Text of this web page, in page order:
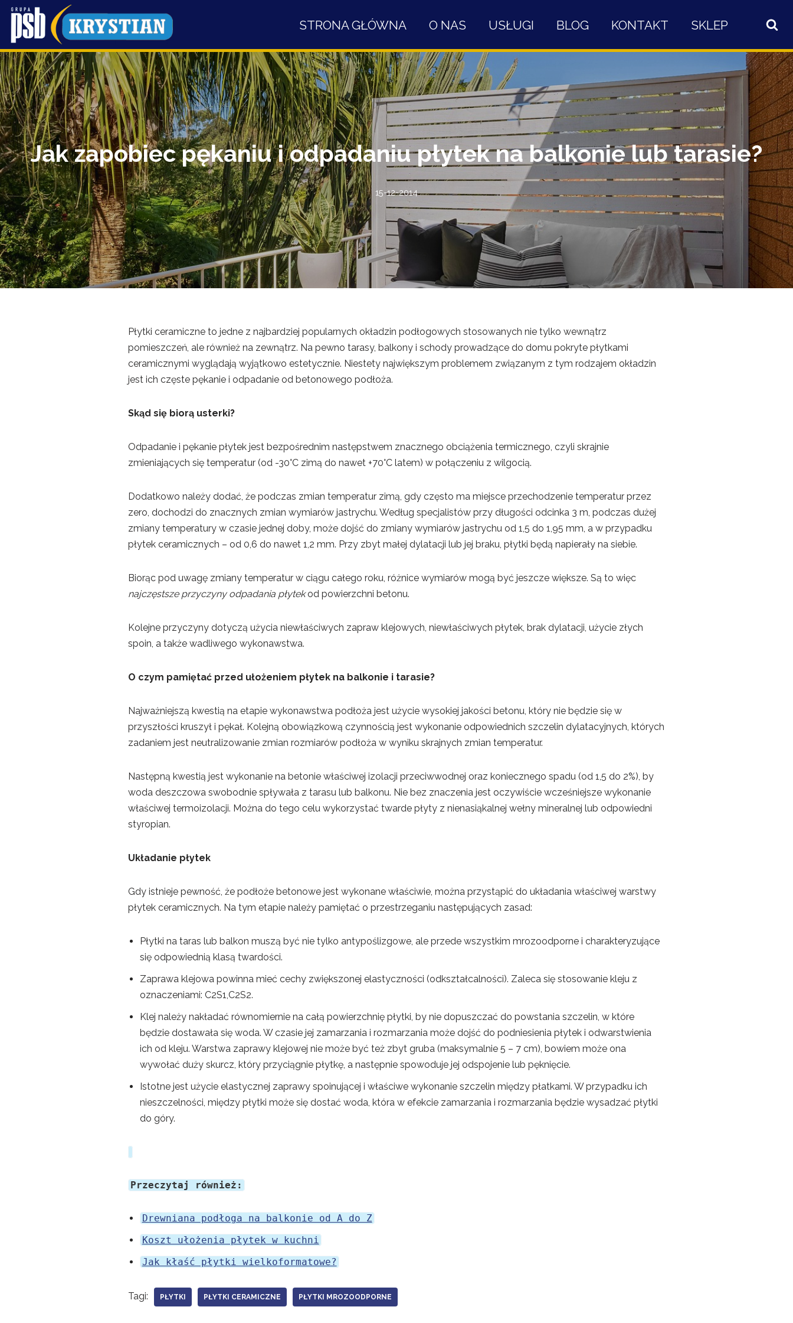
Przejdź
do
treści
STRONA GŁÓWNA O NAS USŁUGI BLOG KONTAKT SKLEP
Jak zapobiec pękaniu i odpadaniu płytek na balkonie lub tarasie?
15-12-2014
Płytki ceramiczne to jedne z najbardziej popularnych okładzin podłogowych stosowanych nie tylko wewnątrz
pomieszczeń, ale również na zewnątrz. Na pewno tarasy, balkony i schody prowadzące do domu pokryte płytkami
ceramicznymi wyglądają wyjątkowo estetycznie. Niestety największym problemem związanym z tym rodzajem okładzin
jest ich częste pękanie i odpadanie od betonowego podłoża.
Skąd się biorą usterki?
Odpadanie i pękanie płytek jest bezpośrednim następstwem znacznego obciążenia termicznego, czyli skrajnie
zmieniających się temperatur (od -30°C zimą do nawet +70°C latem) w połączeniu z wilgocią.
Dodatkowo należy dodać, że podczas zmian temperatur zimą, gdy często ma miejsce przechodzenie temperatur przez
zero, dochodzi do znacznych zmian wymiarów jastrychu. Według specjalistów przy długości odcinka 3 m, podczas dużej
zmiany temperatury w czasie jednej doby, może dojść do zmiany wymiarów jastrychu od 1,5 do 1,95 mm, a w przypadku
płytek ceramicznych – od 0,6 do nawet 1,2 mm. Przy zbyt małej dylatacji lub jej braku, płytki będą napierały na siebie.
Biorąc pod uwagę zmiany temperatur w ciągu całego roku, różnice wymiarów mogą być jeszcze większe. Są to więc
najczęstsze przyczyny odpadania płytekod powierzchni betonu.
Kolejne przyczyny dotyczą użycia niewłaściwych zapraw klejowych, niewłaściwych płytek, brak dylatacji, użycie złych
spoin, a także wadliwego wykonawstwa.
O czym pamiętać przed ułożeniem płytek na balkonie i tarasie?
Najważniejszą kwestią na etapie wykonawstwa podłoża jest użycie wysokiej jakości betonu, który nie będzie się w
przyszłości kruszył i pękał. Kolejną obowiązkową czynnością jest wykonanie odpowiednich szczelin dylatacyjnych, których
zadaniem jest neutralizowanie zmian rozmiarów podłoża w wyniku skrajnych zmian temperatur.
Następną kwestią jest wykonanie na betonie właściwej izolacji przeciwwodnej oraz koniecznego spadu (od 1,5 do 2%), by
woda deszczowa swobodnie spływała z tarasu lub balkonu. Nie bez znaczenia jest oczywiście wcześniejsze wykonanie
właściwej termoizolacji. Można do tego celu wykorzystać twarde płyty z nienasiąkalnej wełny mineralnej lub odpowiedni
styropian.
Układanie płytek
Gdy istnieje pewność, że podłoże betonowe jest wykonane właściwie, można przystąpić do układania właściwej warstwy
płytek ceramicznych. Na tym etapie należy pamiętać o przestrzeganiu następujących zasad:
Płytki na taras lub balkon muszą być nie tylko antypoślizgowe, ale przede wszystkim mrozoodporne i charakteryzujące
się odpowiednią klasą twardości.
Zaprawa klejowa powinna mieć cechy zwiększonej elastyczności (odkształcalności). Zaleca się stosowanie kleju z
oznaczeniami: C2S1,C2S2.
Klej należy nakładać równomiernie na całą powierzchnię płytki, by nie dopuszczać do powstania szczelin, w które
będzie dostawała się woda. W czasie jej zamarzania i rozmarzania może dojść do podniesienia płytek i odwarstwienia
ich od kleju. Warstwa zaprawy klejowej nie może być też zbyt gruba (maksymalnie 5 – 7 cm), bowiem może ona
wywołać duży skurcz, który przyciągnie płytkę, a następnie spowoduje jej odspojenie lub pęknięcie.
Istotne jest użycie elastycznej zaprawy spoinującej i właściwe wykonanie szczelin między płatkami. W przypadku ich
nieszczelności, między płytki może się dostać woda, która w efekcie zamarzania i rozmarzania będzie wysadzać płytki
do góry.
Przeczytaj również:
Drewniana podłoga na balkonie od A do Z
Koszt ułożenia płytek w kuchni
Jak kłaść płytki wielkoformatowe?
Tagi: PŁYTKI PŁYTKI CERAMICZNE PŁYTKI MROZOODPORNE